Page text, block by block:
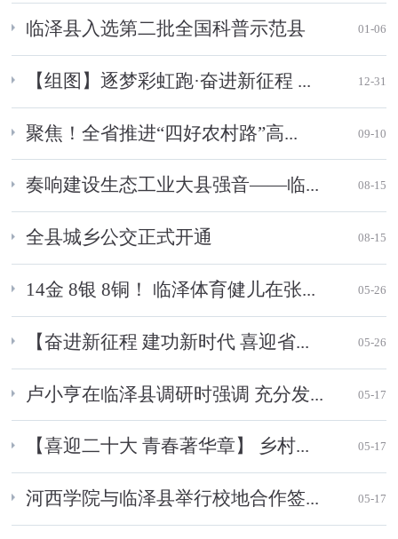
临泽县入选第二批全国科普示范县 01-06
【组图】逐梦彩虹跑·奋进新征程 ... 12-31
聚焦！全省推进“四好农村路”高... 09-10
奏响建设生态工业大县强音——临... 08-15
全县城乡公交正式开通 08-15
14金 8银 8铜！ 临泽体育健儿在张... 05-26
【奋进新征程 建功新时代 喜迎省... 05-26
卢小亨在临泽县调研时强调 充分发... 05-17
【喜迎二十大 青春著华章】 乡村... 05-17
河西学院与临泽县举行校地合作签... 05-17